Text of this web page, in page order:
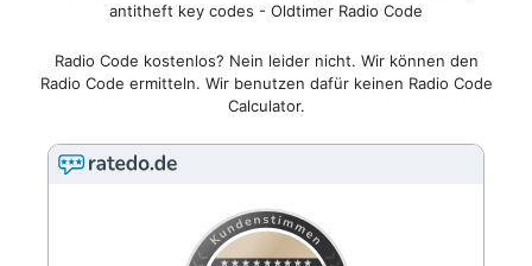
antitheft key codes - Oldtimer Radio Code
Radio Code kostenlos? Nein leider nicht. Wir können den
Radio Code ermitteln. Wir benutzen dafür keinen Radio Code
Calculator.